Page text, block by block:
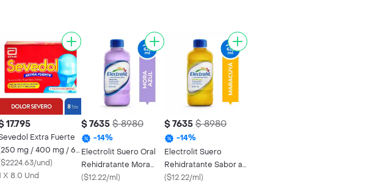
17.795
Extra Fuerte
mg / 400 mg / 65
$2224.63/und)
X 8.0 Und
$ 7635 $ 8980
-14%
Electrolit Suero Oral
Rehidratante Mora
Azul
($12.22/ml)
$ 7635 $ 8980
-14%
Electrolit Suero
Rehidratante Sabor a
Maracuyá
($12.22/ml)